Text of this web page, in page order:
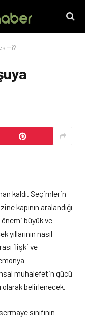
mi?
kaldı. Seçimlerin
kapının aralandığı
önemi büyük ve
yıllarının nasıl
ilişki ve
muhalefetin gücü
olarak belirlenecek.
sınıfının